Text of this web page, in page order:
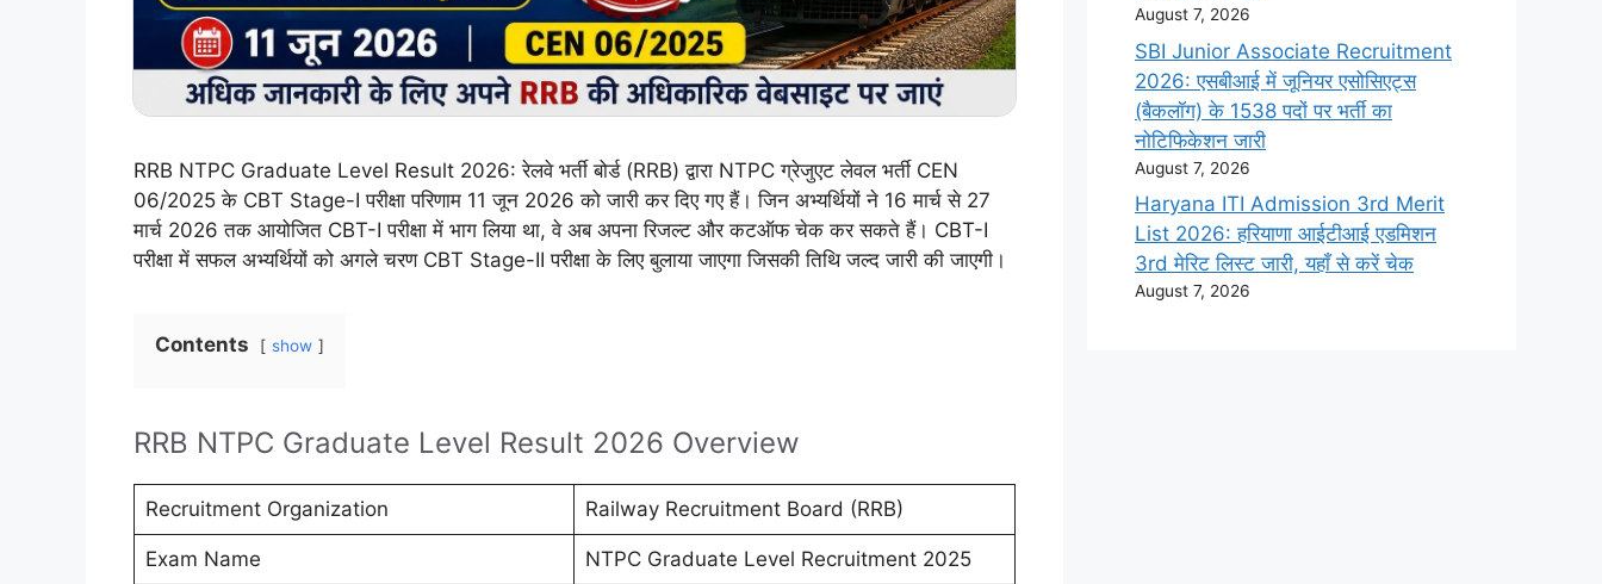
RRB NTPC Graduate Level Result 2026: रेलवे भर्ती बोर्ड (RRB) द्वारा NTPC ग्रेजुएट लेवल भर्ती CEN
06/2025 के CBT Stage-I परीक्षा परिणाम 11 जून 2026 को जारी कर दिए गए हैं। जिन अभ्यर्थियों ने 16 मार्च से 27
मार्च 2026 तक आयोजित CBT-I परीक्षा में भाग लिया था, वे अब अपना रिजल्ट और कटऑफ चेक कर सकते हैं। CBT-I
परीक्षा में सफल अभ्यर्थियों को अगले चरण CBT Stage-II परीक्षा के लिए बुलाया जाएगा जिसकी तिथि जल्द जारी की जाएगी।
Contents show
RRB NTPC Graduate Level Result 2026 Overview
Recruitment Organization Railway Recruitment Board (RRB)
Exam Name NTPC Graduate Level Recruitment 2025
August 7, 2026
SBI Junior Associate Recruitment
2026: एसबीआई में जूनियर एसोसिएट्स
(बैकलॉग) के 1538 पदों पर भर्ती का
नोटिफिकेशन जारी
August 7, 2026
Haryana ITI Admission 3rd Merit
List 2026: हरियाणा आईटीआई एडमिशन
3rd मेरिट लिस्ट जारी, यहाँ से करें चेक
August 7, 2026